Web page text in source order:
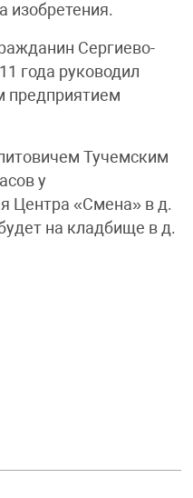
изобретения.
Сергиево-
года руководил
предприятием
Тучемским
у
Центра «Смена» в д.
на кладбище в д.